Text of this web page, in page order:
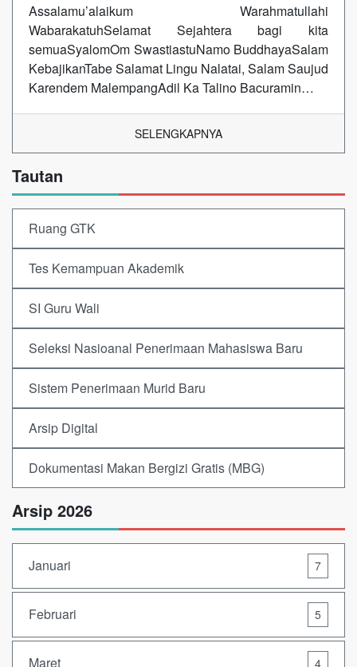
Assalamu’alaikum Warahmatullahi
WabarakatuhSelamat Sejahtera bagi kita
semuaSyalomOm SwastiastuNamo BuddhayaSalam
KebajikanTabe Salamat Lingu Nalatai, Salam Saujud
Karendem MalempangAdil Ka Talino Bacuramin…
SELENGKAPNYA
Tautan
Ruang GTK
Tes Kemampuan Akademik
SI Guru Wali
Seleksi Nasioanal Penerimaan Mahasiswa Baru
Sistem Penerimaan Murid Baru
Arsip Digital
Dokumentasi Makan Bergizi Gratis (MBG)
Arsip 2026
Januari 7
Februari 5
Maret 4